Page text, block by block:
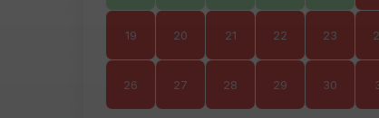
19 20 21 22 23
26 27 28 29 30